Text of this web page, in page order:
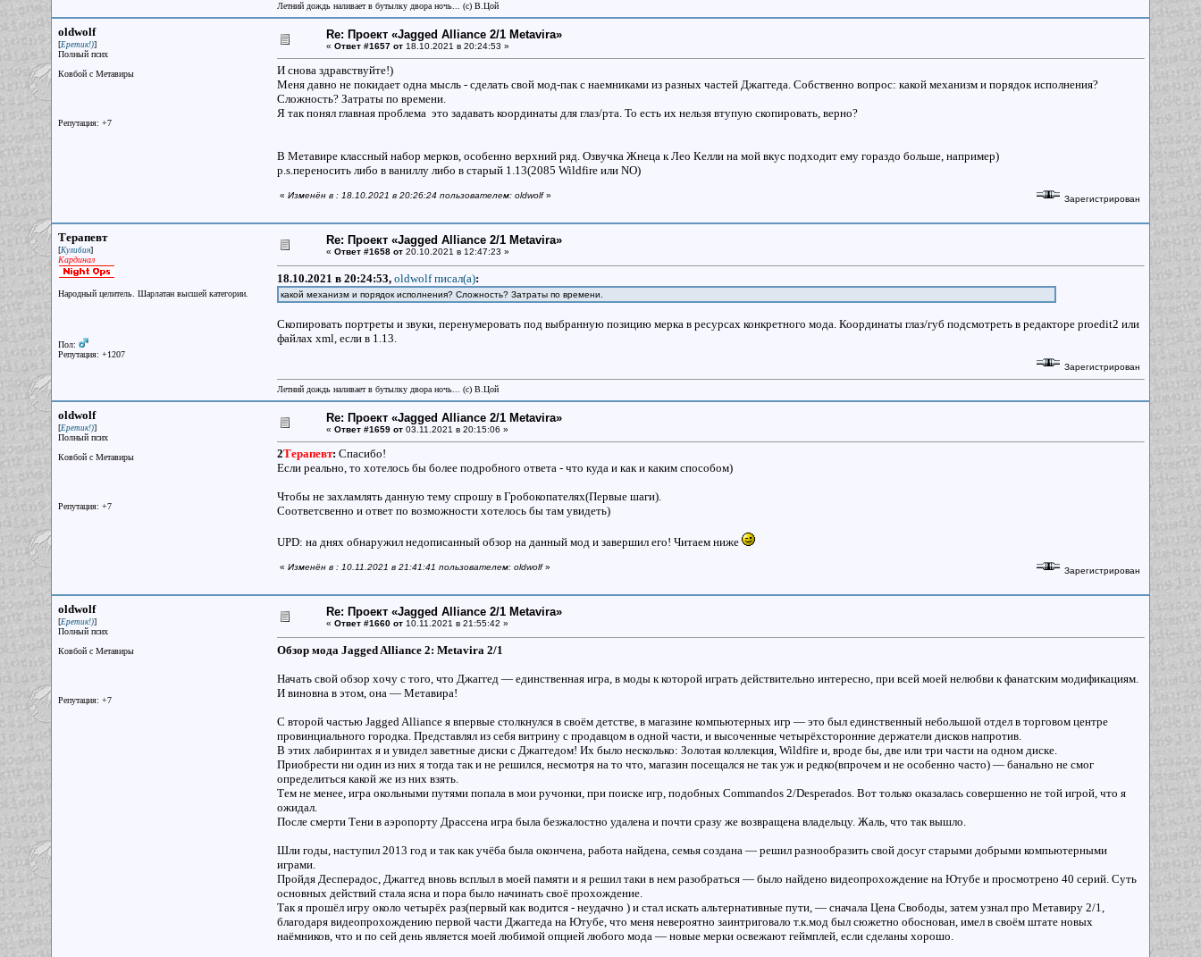
Летний дождь наливает в бутылку двора ночь... (с) В.Цой
oldwolf
[Еретик!)]
Полный псих
Ковбой с Метавиры
Репутация: +7
Re: Проект «Jagged Alliance 2/1 Metavira»
« Ответ #1657 от 18.10.2021 в 20:24:53 »
И снова здравствуйте!)
Меня давно не покидает одна мысль - сделать свой мод-пак с наемниками из разных частей Джаггеда. Собственно вопрос: какой механизм и порядок исполнения?
Сложность? Затраты по времени.
Я так понял главная проблема это задавать координаты для глаз/рта. То есть их нельзя втупую скопировать, верно?
В Метавире классный набор мерков, особенно верхний ряд. Озвучка Жнеца к Лео Келли на мой вкус подходит ему гораздо больше, например)
p.s.переносить либо в ваниллу либо в старый 1.13(2085 Wildfire или NO)
« Изменён в : 18.10.2021 в 20:26:24 пользователем: oldwolf» Зарегистрирован
Терапевт
[Кулибин]
Кардинал
Народный целитель. Шарлатан высшей категории.
Пол:
Репутация: +1207
Re: Проект «Jagged Alliance 2/1 Metavira»
« Ответ #1658 от 20.10.2021 в 12:47:23 »
18.10.2021 в 20:24:53, oldwolf писал(a):
какой механизм и порядок исполнения? Сложность? Затраты по времени.
Скопировать портреты и звуки, перенумеровать под выбранную позицию мерка в ресурсах конкретного мода. Координаты глаз/губ подсмотреть в редакторе proedit2 или
файлах xml, если в 1.13.
Зарегистрирован
Летний дождь наливает в бутылку двора ночь... (с) В.Цой
oldwolf
[Еретик!)]
Полный псих
Ковбой с Метавиры
Репутация: +7
Re: Проект «Jagged Alliance 2/1 Metavira»
« Ответ #1659 от 03.11.2021 в 20:15:06 »
2Терапевт: Спасибо!
Если реально, то хотелось бы более подробного ответа - что куда и как и каким способом)
Чтобы не захламлять данную тему спрошу в Гробокопателях(Первые шаги).
Соответсвенно и ответ по возможности хотелось бы там увидеть)
UPD: на днях обнаружил недописанный обзор на данный мод и завершил его! Читаем ниже
« Изменён в : 10.11.2021 в 21:41:41 пользователем: oldwolf» Зарегистрирован
oldwolf
[Еретик!)]
Полный псих
Ковбой с Метавиры
Репутация: +7
Re: Проект «Jagged Alliance 2/1 Metavira»
« Ответ #1660 от 10.11.2021 в 21:55:42 »
Обзор мода Jagged Alliance 2: Metavira 2/1
Начать свой обзор хочу с того, что Джаггед — единственная игра, в моды к которой играть действительно интересно, при всей моей нелюбви к фанатским модификациям.
И виновна в этом, она — Метавира!
С второй частью Jagged Alliance я впервые столкнулся в своём детстве, в магазине компьютерных игр — это был единственный небольшой отдел в торговом центре
провинциального городка. Представлял из себя витрину с продавцом в одной части, и высоченные четырёхсторонние держатели дисков напротив.
В этих лабиринтах я и увидел заветные диски с Джаггедом! Их было несколько: Золотая коллекция, Wildfire и, вроде бы, две или три части на одном диске.
Приобрести ни один из них я тогда так и не решился, несмотря на то что, магазин посещался не так уж и редко(впрочем и не особенно часто) — банально не смог
определиться какой же из них взять.
Тем не менее, игра окольными путями попала в мои ручонки, при поиске игр, подобных Commandos 2/Desperados. Вот только оказалась совершенно не той игрой, что я
ожидал.
После смерти Тени в аэропорту Драссена игра была безжалостно удалена и почти сразу же возвращена владельцу. Жаль, что так вышло.
Шли годы, наступил 2013 год и так как учёба была окончена, работа найдена, семья создана — решил разнообразить свой досуг старыми добрыми компьютерными
играми.
Пройдя Десперадос, Джаггед вновь всплыл в моей памяти и я решил таки в нем разобраться — было найдено видеопрохождение на Ютубе и просмотрено 40 серий. Суть
основных действий стала ясна и пора было начинать своё прохождение.
Так я прошёл игру около четырёх раз(первый как водится - неудачно ) и стал искать альтернативные пути, — сначала Цена Свободы, затем узнал про Метавиру 2/1,
благодаря видеопрохождению первой части Джаггеда на Ютубе, что меня невероятно заинтриговало т.к.мод был сюжетно обоснован, имел в своём штате новых
наёмников, что и по сей день является моей любимой опцией любого мода — новые мерки освежают геймплей, если сделаны хорошо.